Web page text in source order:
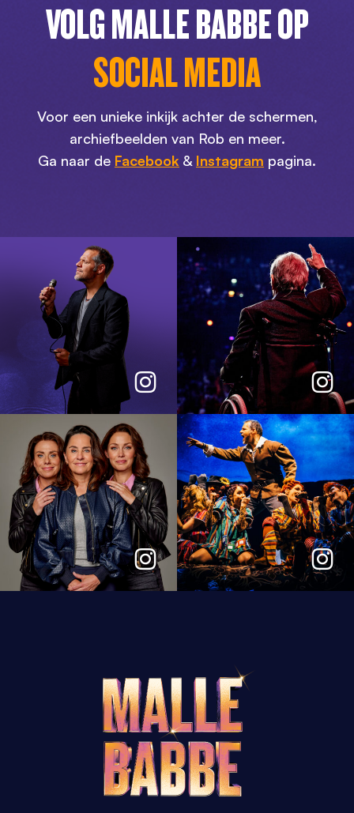
VOLG MALLE BABBE OP
SOCIAL MEDIA
Voor een unieke inkijk achter de schermen,
archiefbeelden van Rob en meer.
Ga naar de Facebook & Instagram pagina.